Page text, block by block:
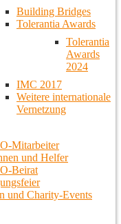
Building Bridges
Tolerantia Awards
Tolerantia
Awards
2024
IMC 2017
Weitere internationale
Vernetzung
Mitarbeiter
und Helfer
Beirat
und Charity-Events